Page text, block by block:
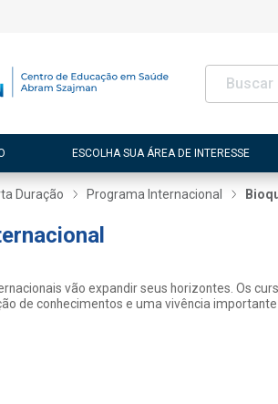
ESCOLHA SUA ÁREA DE INTERESSE
Duração Programa Internacional
vão expandir seus horizontes. Os
de conhecimentos e uma vivência